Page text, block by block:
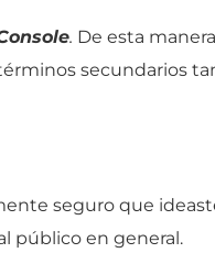
. De esta
secundarios
seguro que
público en general.